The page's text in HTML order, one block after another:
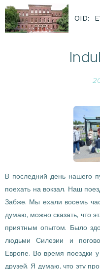
OID:
B последний день нашего
поехать на вокзал. Наш
Забже. Мы ехали восемь
думаю, можно сказать, что
приятным опытом. Было
людьми Силезии и
Европе. Во время поездки
друзей. Я думаю, что эту